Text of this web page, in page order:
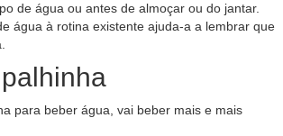
de água ou antes de almoçar ou do jantar.
água à rotina existente ajuda-a a lembrar que
para beber água, vai beber mais e mais